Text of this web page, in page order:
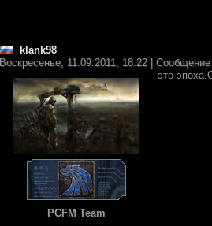
klank98
Воскресенье, 11.09.2011, 18:22 |
PCFM Team
это